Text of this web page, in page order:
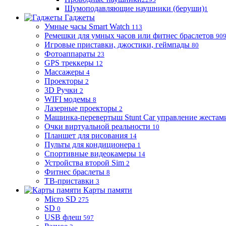
Шумоподавляющие наушники (беруши)1
Гаджеты
Умные часы Smart Watch 113
Ремешки для умных часов или фитнес браслетов 909
Игровые приставки, джостики, геймпады 80
Фотоаппараты 23
GPS треккеры 12
Массажеры 4
Проекторы 2
3D Ручки 2
WIFI модемы 8
Лазерные проекторы 2
Машинка-перевертыш Stunt Car управление
Очки виртуальной реальности 10
Планшет для рисования 14
Пульты для кондиционера 1
Спортивные видеокамеры 14
Устройства второй Sim 2
Фитнес браслеты 8
ТВ-приставки 3
Карты памяти
Micro SD 275
SD 0
USB флеш 597